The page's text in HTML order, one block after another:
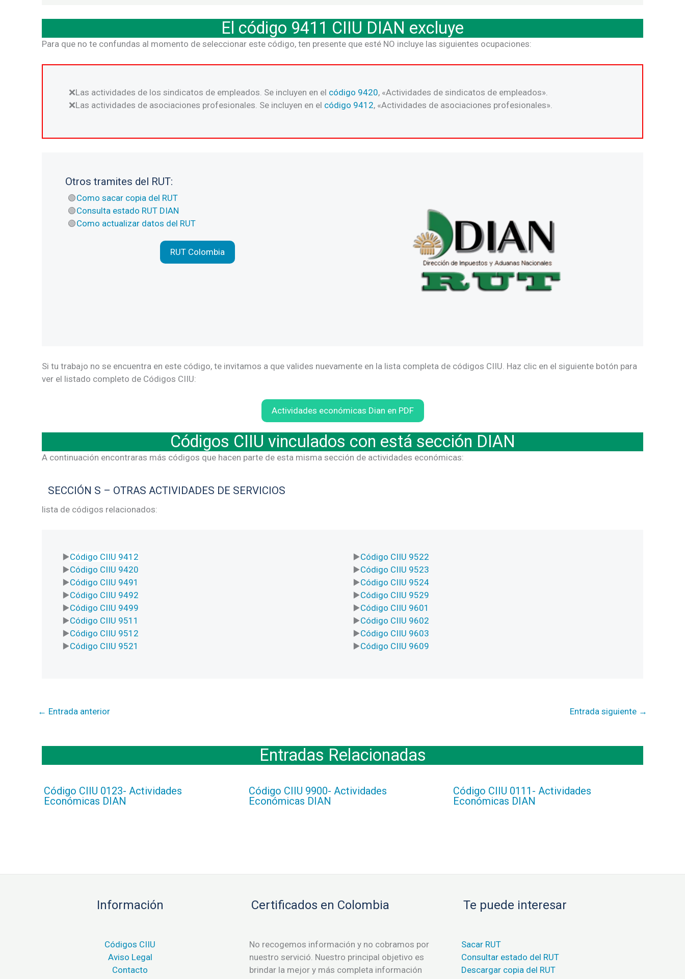
El código 9411 CIIU DIAN excluye
Para que no te confundas al momento de seleccionar este código, ten presente que esté NO incluye las siguientes ocupaciones:
Las actividades de los sindicatos de empleados. Se incluyen en el código 9420, «Actividades de sindicatos de empleados».
Las actividades de asociaciones profesionales. Se incluyen en el código 9412, «Actividades de asociaciones profesionales».
Otros tramites del RUT:
Como sacar copia del RUT
Consulta estado RUT DIAN
Como actualizar datos del RUT
RUT Colombia
Si tu trabajo no se encuentra en este código, te invitamos a que valides nuevamente en la lista completa de códigos CIIU. Haz clic en el siguiente botón para
ver el listado completo de Códigos CIIU:
Actividades económicas Dian en PDF
Códigos CIIU vinculados con está sección DIAN
A continuación encontraras más códigos que hacen parte de esta misma sección de actividades económicas:
SECCIÓN S – OTRAS ACTIVIDADES DE SERVICIOS
lista de códigos relacionados:
Código CIIU 9412
Código CIIU 9420
Código CIIU 9491
Código CIIU 9492
Código CIIU 9499
Código CIIU 9511
Código CIIU 9512
Código CIIU 9521
Código CIIU 9522
Código CIIU 9523
Código CIIU 9524
Código CIIU 9529
Código CIIU 9601
Código CIIU 9602
Código CIIU 9603
Código CIIU 9609
← Entrada anterior Entrada siguiente →
Entradas Relacionadas
Código CIIU 0123- Actividades
Económicas DIAN
Código CIIU 9900- Actividades
Económicas DIAN
Código CIIU 0111- Actividades
Económicas DIAN
Información
Códigos CIIU
Aviso Legal
Contacto
Certificados en Colombia
No recogemos información y no cobramos por
nuestro servició. Nuestro principal objetivo es
brindar la mejor y más completa información
Te puede interesar
Sacar RUT
Consultar estado del RUT
Descargar copia del RUT